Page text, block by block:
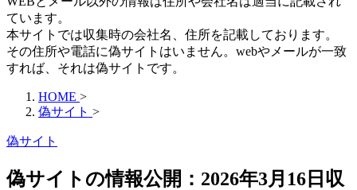
ています。
本サイトでは収集時の会社名、住所を記載しております。
その住所や電話に偽サイトはいません。webやメールが一致
すれば、それは偽サイトです。
HOME >
偽サイト >
偽サイト
偽サイトの情報公開：2026年3月16日収